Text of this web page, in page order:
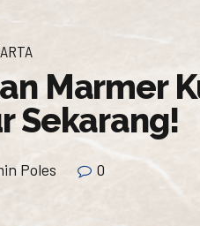
Marmer
Sekarang!
Poles 0